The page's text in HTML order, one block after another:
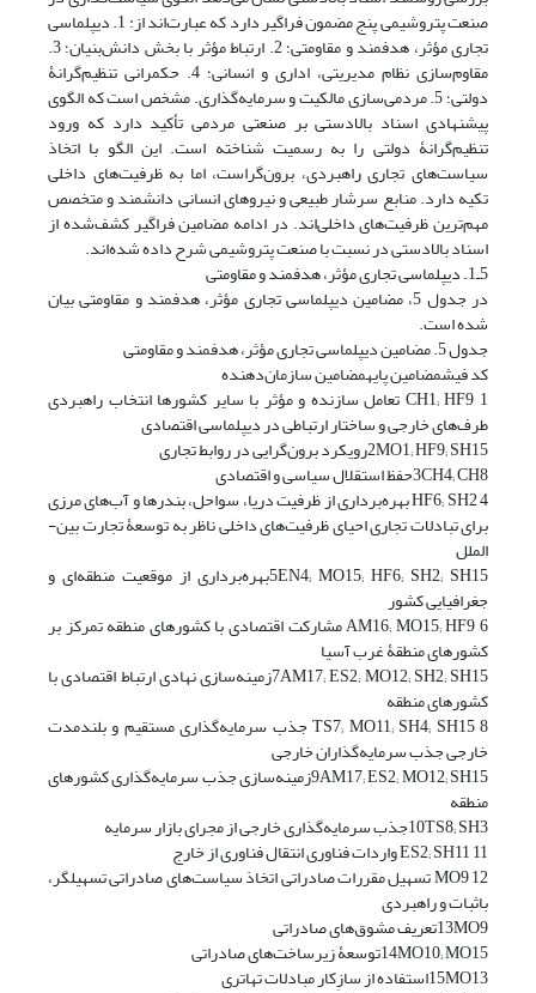
صنعت پتروشیمی پنج مضمون فراگیر دارد که عبارت‌اند از: 1. دیپلماسی
تجاری مؤثر، هدفمند و مقاومتی؛ 2. ارتباط مؤثر با بخش دانش‌بنیان؛ 3.
مقاوم‌سازی نظام مدیریتی، اداری و انسانی؛ 4. حکمرانی تنظیم‌گرانۀ
دولتی؛ 5. مردمی‌سازی مالکیت و سرمایه‌گذاری. مشخص است که الگوی
پیشنهادی اسناد بالادستی بر صنعتی مردمی تأکید دارد که ورود
تنظیم‌گرانۀ دولتی را به رسمیت شناخته است. این الگو با اتخاذ
سیاست‌های تجاری راهبردی، برون‌گراست، اما به ظرفیت‌های داخلی
تکیه دارد. منابع سرشار طبیعی و نیروهای انسانی دانشمند و متخصص
مهم‌ترین ظرفیت‌های داخلی‌اند. در ادامه مضامین فراگیر کشف‌شده از
اسناد بالادستی در نسبت با صنعت پتروشیمی شرح داده شده‌اند.
5ـ1. دیپلماسی تجاری مؤثر، هدفمند و مقاومتی
در جدول 5، مضامین دیپلماسی تجاری مؤثر، هدفمند و مقاومتی بیان
شده است.
جدول 5. مضامین دیپلماسی تجاری مؤثر، هدفمند و مقاومتی
کد فیشمضامین پایهمضامین سازمان‌دهنده
1 CH1; HF9 تعامل سازنده و مؤثر با سایر کشورها انتخاب راهبردی
طرف‌های خارجی و ساختار ارتباطی در دیپلماسی اقتصادی
2MO1; HF9; SH15رویکرد برون‌گرایی در روابط تجاری
3CH4; CH8حفظ استقلال سیاسی و اقتصادی
4 HF6; SH2 بهره‌برداری از ظرفیت دریا، سواحل، بندرها و آب‌های مرزی
برای تبادلات تجاری احیای ظرفیت‌های داخلی ناظر به توسعۀ تجارت بین-
الملل
5EN4; MO15; HF6; SH2; SH15بهره‌برداری از موقعیت منطقه‌ای و
جغرافیایی کشور
6 AM16; MO15; HF9 مشارکت اقتصادی با کشورهای منطقه تمرکز بر
کشورهای منطقۀ غرب آسیا
7AM17; ES2; MO12; SH2; SH15زمینه‌سازی نهادی ارتباط اقتصادی با
کشورهای منطقه
8 TS7; MO11; SH4; SH15 جذب سرمایه‌گذاری مستقیم و بلندمدت
خارجی جذب سرمایه‌گذاران خارجی
9AM17; ES2; MO12; SH15زمینه‌سازی جذب سرمایه‌گذاری کشورهای
منطقه
10TS8; SH3جذب سرمایه‌گذاری خارجی از مجرای بازار سرمایه
11 ES2; SH11 واردات فناوری انتقال فناوری از خارج
12 MO9 تسهیل مقررات صادراتی اتخاذ سیاست‌های صادراتی تسهیلگر،
باثبات و راهبردی
13MO9تعریف مشوق‌های صادراتی
14MO10; MO15توسعۀ زیرساخت‌های صادراتی
15MO13استفاده از سازِکار مبادلات تهاتری